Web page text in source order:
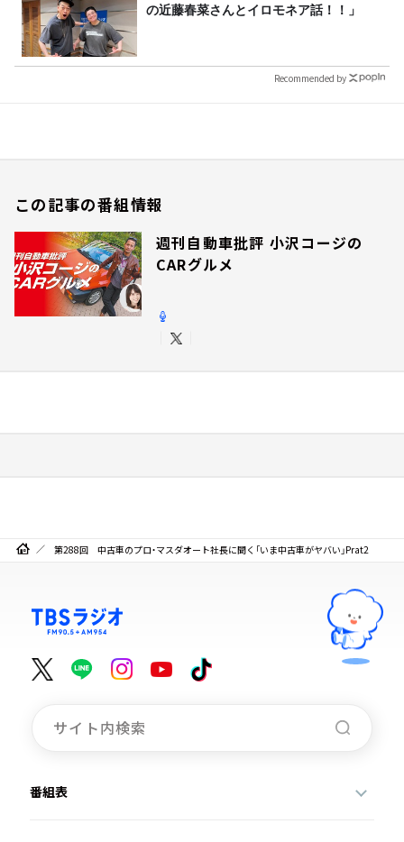
の近藤春菜さんとイロモネア話！！」
Recommended by
この記事の番組情報
週刊自動車批評 小沢コージの
CARグルメ
第288回 中古車のプロ・マスダオート社長に聞く「いま中古車がヤバい」Prat2
番組表